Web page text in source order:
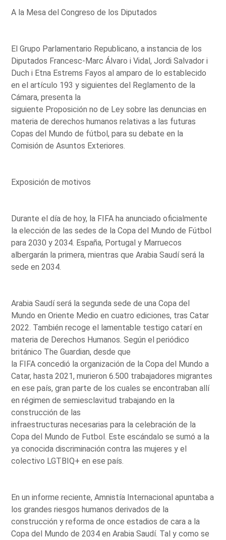
A la Mesa del Congreso de los Diputados
El Grupo Parlamentario Republicano, a instancia de los
Diputados Francesc-Marc Álvaro i Vidal, Jordi Salvador i
Duch i Etna Estrems Fayos al amparo de lo establecido
en el artículo 193 y siguientes del Reglamento de la
Cámara, presenta la
siguiente Proposición no de Ley sobre las denuncias en
materia de derechos humanos relativas a las futuras
Copas del Mundo de fútbol, para su debate en la
Comisión de Asuntos Exteriores.
Exposición de motivos
Durante el día de hoy, la FIFA ha anunciado oficialmente
la elección de las sedes de la Copa del Mundo de Fútbol
para 2030 y 2034. España, Portugal y Marruecos
albergarán la primera, mientras que Arabia Saudí será la
sede en 2034.
Arabia Saudí será la segunda sede de una Copa del
Mundo en Oriente Medio en cuatro ediciones, tras Catar
2022. También recoge el lamentable testigo catarí en
materia de Derechos Humanos. Según el periódico
británico The Guardian, desde que
la FIFA concedió la organización de la Copa del Mundo a
Catar, hasta 2021, murieron 6.500 trabajadores migrantes
en ese país, gran parte de los cuales se encontraban allí
en régimen de semiesclavitud trabajando en la
construcción de las
infraestructuras necesarias para la celebración de la
Copa del Mundo de Futbol. Este escándalo se sumó a la
ya conocida discriminación contra las mujeres y el
colectivo LGTBIQ+ en ese país.
En un informe reciente, Amnistía Internacional apuntaba a
los grandes riesgos humanos derivados de la
construcción y reforma de once estadios de cara a la
Copa del Mundo de 2034 en Arabia Saudí. Tal y como se